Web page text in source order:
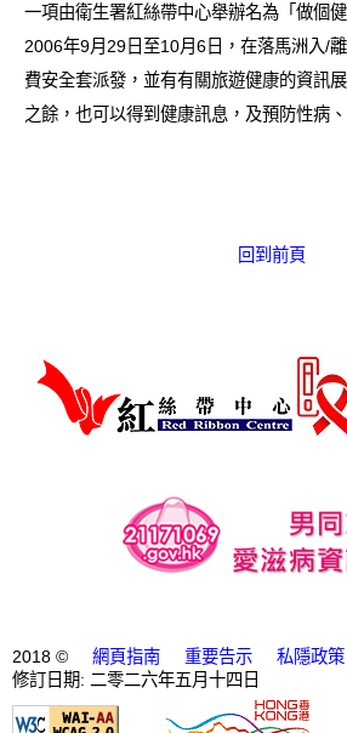
新聞發佈
一項由衛生署紅絲帶中心舉辦名為「做個
2006年9月29日至10月6日，在落馬洲入/
費安全套派發，並有有關旅遊健康的資訊
之餘，也可以得到健康訊息，及預防性病
回到前頁
2018 © 網頁指南 重要告示
私隱政策
修訂日期: 二零二六年五月十四日